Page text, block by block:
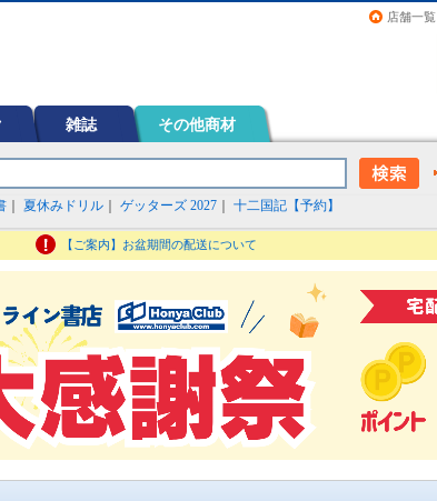
店舗一覧
雑誌 その他商材
夏休みドリル ゲッターズ 2027 十二国記【予約】
【ご案内】お盆期間の配送について